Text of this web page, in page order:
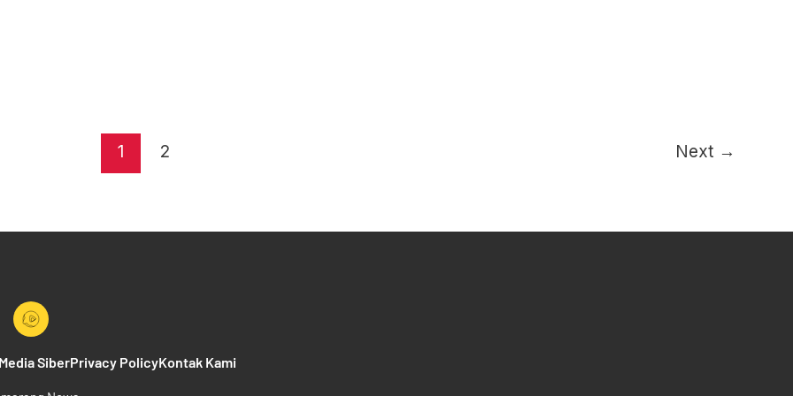
1 2 Next →
SiberPrivacy PolicyKontak Kami